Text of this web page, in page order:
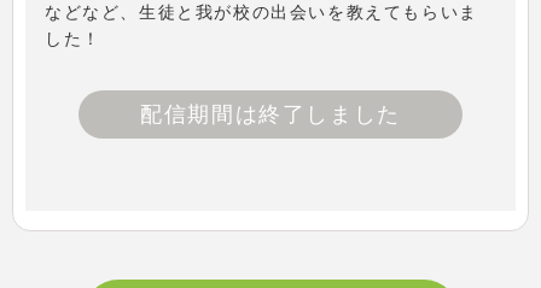
などなど、生徒と我が校の出会いを教えてもらいま
した！
配信期間は終了しました